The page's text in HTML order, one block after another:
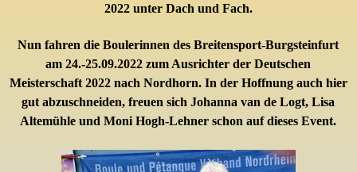
2022 unter Dach und Fach.
Nun fahren dieBoulerinnen des Breitensport-Burgsteinfurt
am 24.-25.09.2022 zum Ausrichter der Deutschen
Meisterschaft 2022 nach Nordhorn. In der Hoffnung auch hier
gut abzuschneiden, freuen sichJohanna van de Logt, Lisa
Altemühle und Moni Hogh-Lehner schon auf dieses Event.